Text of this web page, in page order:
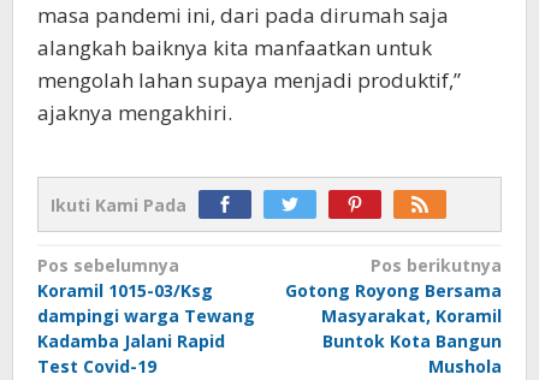
masa pandemi ini, dari pada dirumah saja
alangkah baiknya kita manfaatkan untuk
mengolah lahan supaya menjadi produktif,”
ajaknya mengakhiri.
Ikuti Kami Pada
Navigasi
pos
Pos sebelumnya
Koramil 1015-03/Ksg
dampingi warga Tewang
Kadamba Jalani Rapid
Test Covid-19
Pos berikutnya
Gotong Royong Bersama
Masyarakat, Koramil
Buntok Kota Bangun
Mushola